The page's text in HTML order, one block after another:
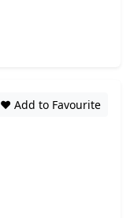
❤️ Add to Favourite